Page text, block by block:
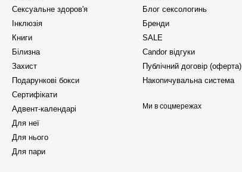
Сексуальне здоров'я
Інклюзія
Книги
Білизна
Захист
Подарункові бокси
Сертифікати
Адвент-календарі
Для неї
Для нього
Для пари
Блог сексологинь
Бренди
SALE
Candor відгуки
Публічний договір (оферта)
Накопичувальна система
Ми в соцмережах